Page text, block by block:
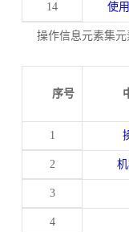
14 使
操作信息元素集
序号
1
2
3
4